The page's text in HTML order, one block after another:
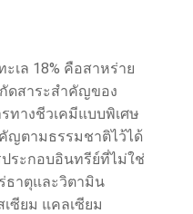
เล 18% คือสาหร่าย
ดสาระสำคัญของ
ทางชีวเคมีแบบพิเศษ
ญตามธรรมชาติไว้ได้
ประกอบอินทรีย์ที่ไม่ใช่
ธาตุและวิตามิน
ซียม แคลเซียม